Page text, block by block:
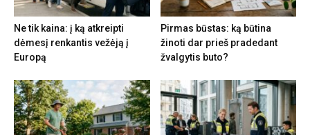
Ne tik kaina: į ką atkreipti
dėmesį renkantis vežėją į
Europą
Pirmas būstas: ką būtina
žinoti dar prieš pradedant
žvalgytis buto?